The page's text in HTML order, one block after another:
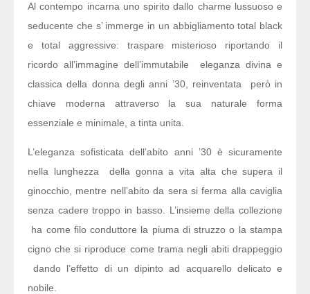
Al contempo incarna uno spirito dallo charme lussuoso e
seducente che s’ immerge in un abbigliamento total black
e total aggressive: traspare misterioso riportando il
ricordo all’immagine dell’immutabile eleganza divina e
classica della donna degli anni ’30, reinventata però in
chiave moderna attraverso la sua naturale forma
essenziale e minimale, a tinta unita.
L’eleganza sofisticata dell’abito anni ’30 è sicuramente
nella lunghezza della gonna a vita alta che supera il
ginocchio, mentre nell’abito da sera si ferma alla caviglia
senza cadere troppo in basso. L’insieme della collezione
ha come filo conduttore la piuma di struzzo o la stampa
cigno che si riproduce come trama negli abiti drappeggio
dando l’effetto di un dipinto ad acquarello delicato e
nobile.